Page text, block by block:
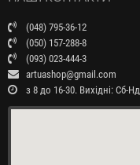
(048) 795-36-12
(050) 157-288-8
(093) 023-444-3
artuashop@gmail.com
з 8 до 16-30. Вихідні: Сб-Нд